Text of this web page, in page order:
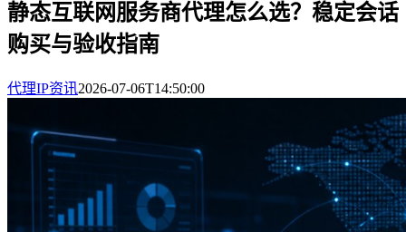
静态互联网服务商代理怎么选？稳定会话
购买与验收指南
代理IP资讯2026-07-06T14:50:00